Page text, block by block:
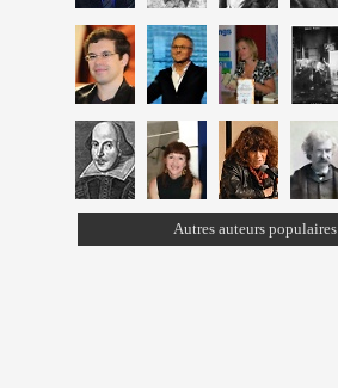
Autres auteurs populaires